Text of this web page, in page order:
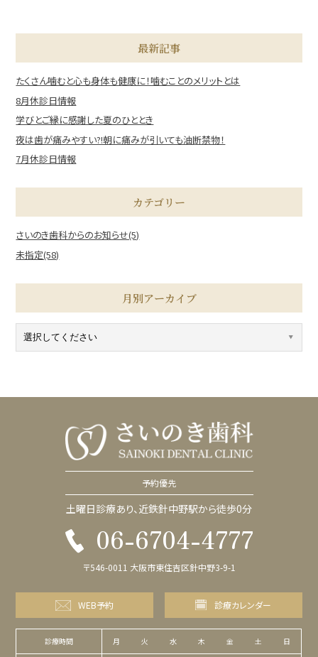
最新記事
たくさん噛むと心も身体も健康に！噛むことのメリットとは
8月休診日情報
学びとご縁に感謝した夏のひととき
夜は歯が痛みやすい?!朝に痛みが引いても油断禁物！
7月休診日情報
カテゴリー
さいのき歯科からのお知らせ(5)
未指定(58)
月別アーカイブ
予約優先
土曜日診療あり、近鉄針中野駅から徒歩0分
06-6704-4777
〒546-0011 大阪市東住吉区針中野3-9-1
WEB予約 診療カレンダー
診療時間 月 火 水 木 金 土 日